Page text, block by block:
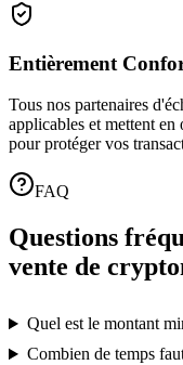
Entièrement
Tous nos partenaires
applicables et mettent en
pour protéger vos
FAQ
Questions
vente de
Quel est le montant
Combien de temps